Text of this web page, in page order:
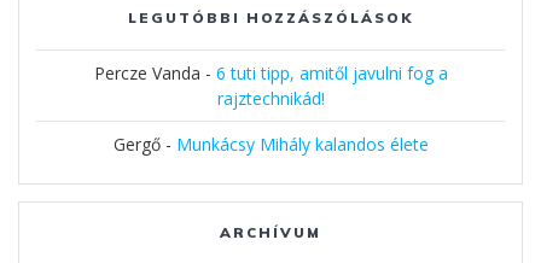
LEGUTÓBBI HOZZÁSZÓLÁSOK
Percze Vanda - 6 tuti tipp, amitől javulni fog a
rajztechnikád!
Gergő- Munkácsy Mihály kalandos élete
ARCHÍVUM